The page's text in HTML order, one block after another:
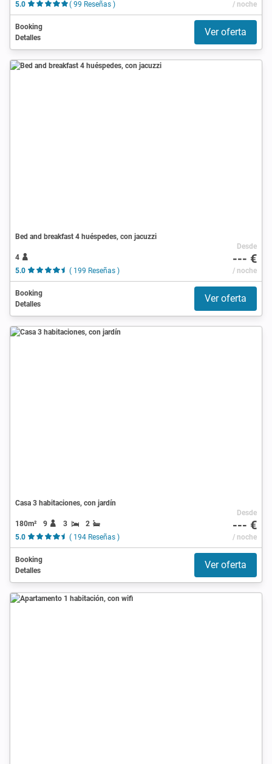
5.0 ( 99 Reseñas ) / noche
Booking
Detalles
Ver oferta
Bed and breakfast 4 huéspedes, con jacuzzi
4
5.0
( 199 Reseñas )
Desde
--- €
/ noche
Booking
Detalles
Ver oferta
Casa 3 habitaciones, con jardín
180m² 9 3
2
5.0
( 194 Reseñas )
Desde
--- €
/ noche
Booking
Detalles
Ver oferta